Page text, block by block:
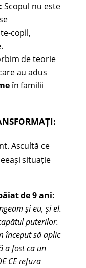
Scopul nu este
copil,
de teorie
au adus
în familii
Ascultă ce
situație
de 9 ani:
și eu, și el.
puterilor.
început să aplic
a fost ca un
CE refuza